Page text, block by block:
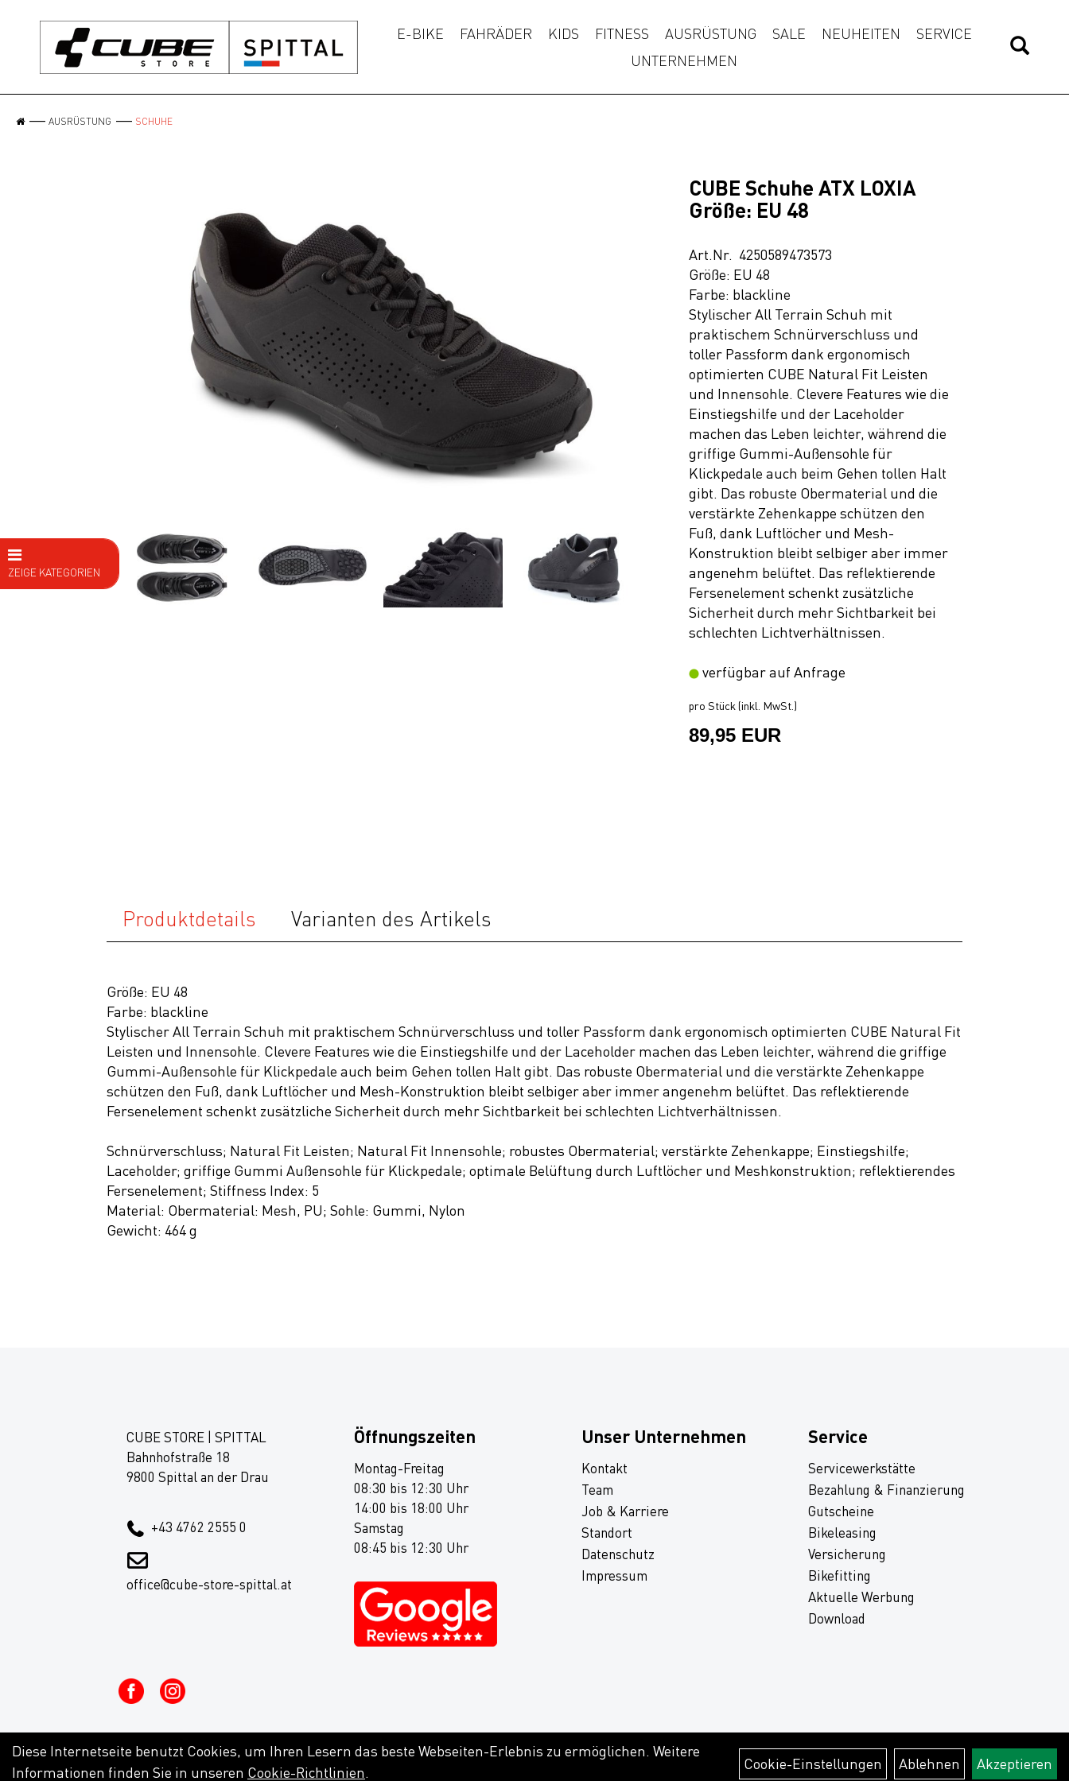
E-BIKE FAHRÄDER KIDS FITNESS AUSRÜSTUNG SALE NEUHEITEN
SERVICE
UNTERNEHMEN
AUSRÜSTUNG SCHUHE
ZEIGE KATEGORIEN
Fahrradanhänger
Komponenten
CUBE Schuhe ATX LOXIA
Größe: EU 48
Art.Nr. 4250589473573
Größe: EU 48
Farbe: blackline
Stylischer All Terrain Schuh mit
praktischem Schnürverschluss und
toller Passform dank ergonomisch
optimierten CUBE Natural Fit Leisten
und Innensohle. Clevere Features wie die
Einstiegshilfe und der Laceholder
machen das Leben leichter, während die
griffige Gummi-Außensohle für
Klickpedale auch beim Gehen tollen Halt
gibt. Das robuste Obermaterial und die
verstärkte Zehenkappe schützen den
Fuß, dank Luftlöcher und Mesh-
Konstruktion bleibt selbiger aber immer
angenehm belüftet. Das reflektierende
Fersenelement schenkt zusätzliche
Sicherheit durch mehr Sichtbarkeit bei
schlechten Lichtverhältnissen.
verfügbar auf Anfrage
pro Stück (inkl. MwSt.)
89,95 EUR
Produktdetails Varianten des Artikels
Größe: EU 48
Farbe: blackline
Stylischer All Terrain Schuh mit praktischem Schnürverschluss und toller Passform dank ergonomisch optimierten CUBE Natural Fit
Leisten und Innensohle. Clevere Features wie die Einstiegshilfe und der Laceholder machen das Leben leichter, während die griffige
Gummi-Außensohle für Klickpedale auch beim Gehen tollen Halt gibt. Das robuste Obermaterial und die verstärkte Zehenkappe
schützen den Fuß, dank Luftlöcher und Mesh-Konstruktion bleibt selbiger aber immer angenehm belüftet. Das reflektierende
Fersenelement schenkt zusätzliche Sicherheit durch mehr Sichtbarkeit bei schlechten Lichtverhältnissen.
Schnürverschluss; Natural Fit Leisten; Natural Fit Innensohle; robustes Obermaterial; verstärkte Zehenkappe; Einstiegshilfe;
Laceholder; griffige Gummi Außensohle für Klickpedale; optimale Belüftung durch Luftlöcher und Meshkonstruktion; reflektierendes
Fersenelement; Stiffness Index: 5
Material: Obermaterial: Mesh, PU; Sohle: Gummi, Nylon
Gewicht: 464 g
CUBE STORE | SPITTAL
Bahnhofstraße 18
9800 Spittal an der Drau
+43 4762 2555 0
office@cube-store-spittal.at
Öffnungszeiten
Montag-Freitag
08:30 bis 12:30 Uhr
14:00 bis 18:00 Uhr
Samstag
08:45 bis 12:30 Uhr
Unser Unternehmen
Kontakt
Team
Job & Karriere
Standort
Datenschutz
Impressum
Service
Servicewerkstätte
Bezahlung & Finanzierung
Gutscheine
Bikeleasing
Versicherung
Bikefitting
Aktuelle Werbung
Download
Diese Internetseite benutzt Cookies, um Ihren Lesern das beste Webseiten-Erlebnis zu ermöglichen. Weitere
Informationen finden Sie in unseren Cookie-Richtlinien. Cookie-Einstellungen Ablehnen Akzeptieren